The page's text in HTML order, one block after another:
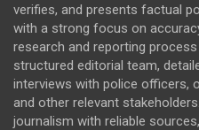
verifies, and presents factual
with a strong focus on
research and reporting
structured editorial team,
interviews with police officers,
and other relevant
journalism with reliable